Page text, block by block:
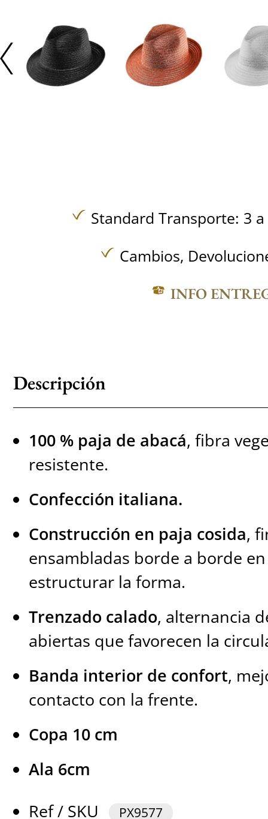
Standard Transporte: 3
Cambios,
INFO
Descripción
100 % paja de abacá, fibra
resistente.
Confección italiana.
Construcción en paja cosida,
ensambladas borde a borde
estructurar la forma.
Trenzado calado, alternancia
abiertas que favorecen la
Banda interior de confort,
contacto con la frente.
Copa 10 cm
Ala 6cm
Ref / SKU
PX9577